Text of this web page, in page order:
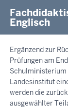
hier
Englisch
Ergänzend zur
Prüfungen am
Landesinstitut
werden die
ausgewählter